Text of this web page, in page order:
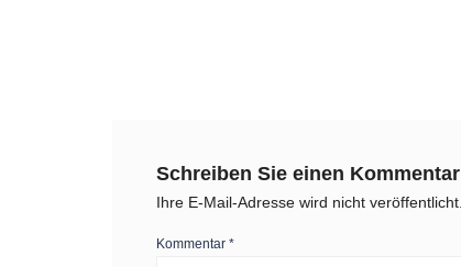
Schreiben Sie einen Kommentar
Ihre E-Mail-Adresse wird nicht veröffentlicht.
Kommentar *